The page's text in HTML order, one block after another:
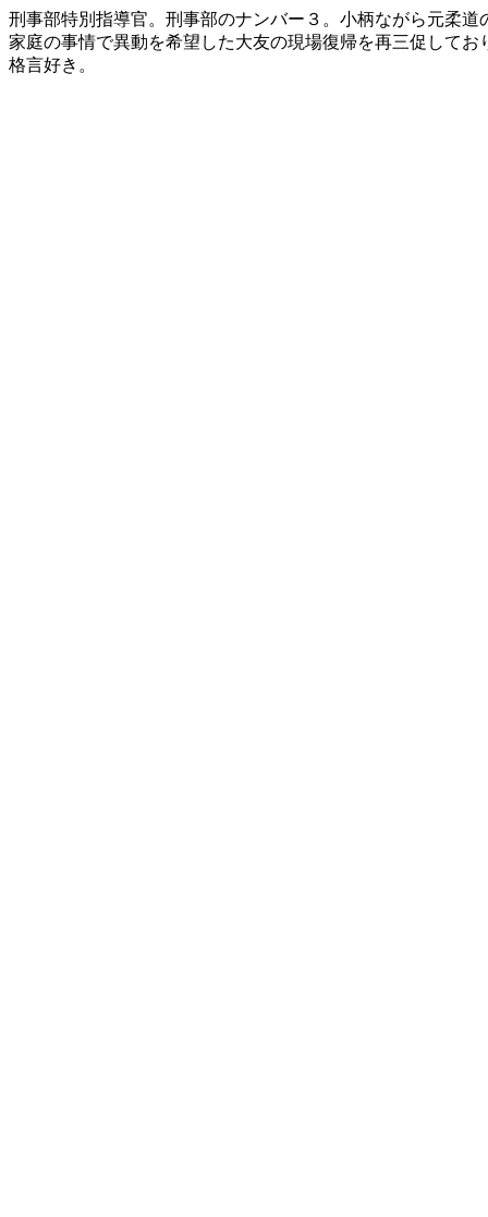
刑事部特別指導官。刑事部のナンバー３。小柄ながら元柔
家庭の事情で異動を希望した大友の現場復帰を再三促して
格言好き。